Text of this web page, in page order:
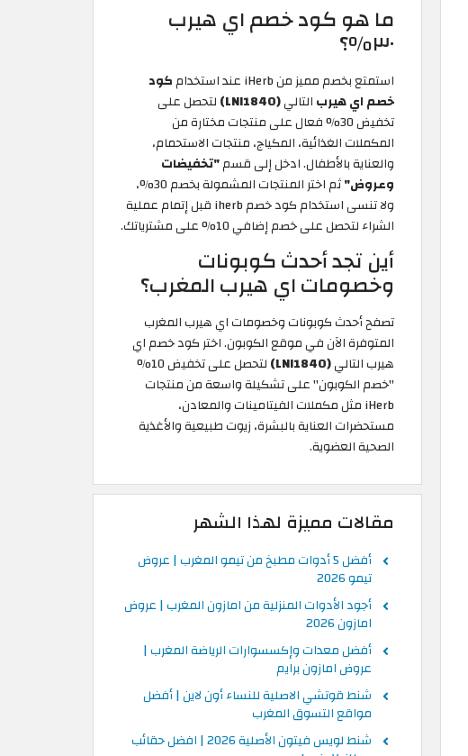
ما هو كود خصم اي هيرب
٣٠٪؟
استمتع بخصم مميز من iHerb عند استخدام
كود
خصم اي هيرب التالي(LNI1840)
لتحصل على
تخفيض 30% فعال على منتجات مختارة من
المكملات الغذائية، المكياج، منتجات الاستحمام،
والعناية بالأطفال. ادخل إلى قسم"تخفيضات
وعروض"
ثم اختر المنتجات المشمولة بخصم 30%،
ولا تنسى استخدام كود خصم iherb
قبل إتمام عملية
الشراء لتحصل على خصم إضافي 10% على مشترياتك.
أين تجد أحدث كوبونات
وخصومات اي هيرب المغرب؟
تصفح أحدث كوبونات وخصومات اي هيرب المغرب
المتوفرة الآن في موقع الكوبون. اختر كود خصم اي
هيرب التالي(LNI1840)
لتحصل على تخفيض 10%
"خصم الكوبون" على تشكيلة واسعة من منتجات
iHerb مثل مكملات الفيتامينات والمعادن،
مستحضرات العناية بالبشرة، زيوت طبيعية والأغذية
الصحية العضوية.
مقالات مميزة لهذا الشهر
أفضل 5 أدوات مطبخ من تيمو المغرب | عروض
تيمو 2026
أجود الأدوات المنزلية من امازون المغرب | عروض
امازون 2026
أفضل معدات وإكسسوارات الرياضة المغرب |
عروض امازون برايم
شنط قوتشي الاصلية للنساء أون لاين | أفضل
مواقع التسوق المغرب
شنط لويس فيتون الأصلية 2026 | افضل حقائب